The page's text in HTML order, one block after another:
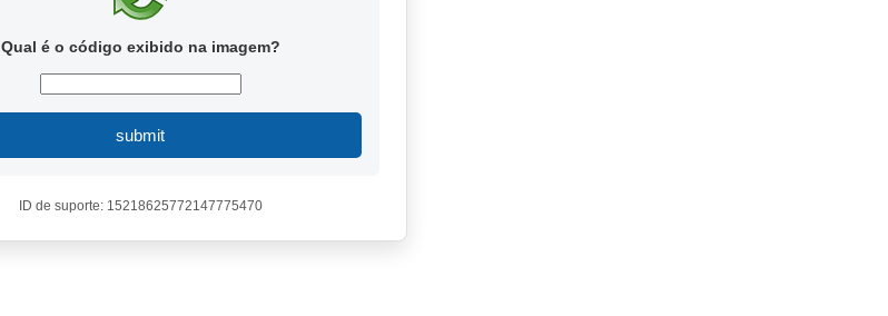
Qual é o código exibido na imagem?
submit
ID de suporte: 15218625772147775470